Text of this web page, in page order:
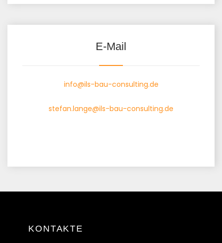
E-Mail
info@ils-bau-consulting.de
stefan.lange@ils-bau-consulting.de
KONTAKTE